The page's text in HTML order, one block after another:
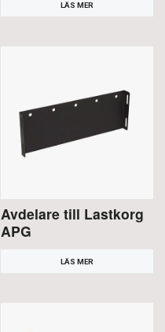
LÄS MER
Avdelare till Lastkorg
APG
LÄS MER